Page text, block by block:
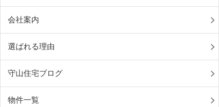
会社案内
選ばれる理由
守山住宅ブログ
物件一覧